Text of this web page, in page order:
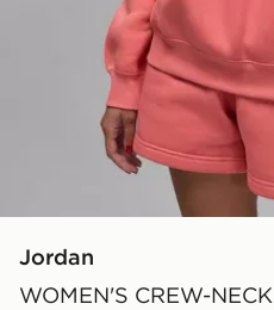
Jordan
WOMEN'S CREW-NECK